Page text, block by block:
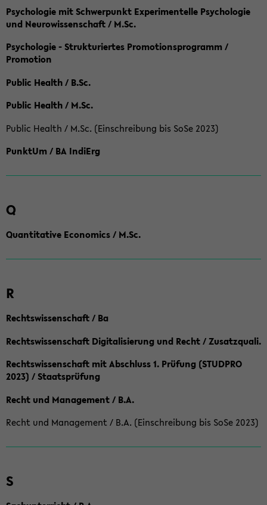
Psychologie mit Schwerpunkt Experimentelle Psychologie
und Neurowissenschaft / M.Sc.
Psychologie - Strukturiertes Promotionsprogramm /
Promotion
Public Health / B.Sc.
Public Health / M.Sc.
Public Health / M.Sc. (Einschreibung bis SoSe 2023)
PunktUm / BA IndiErg
Q
Quantitative Economics / M.Sc.
R
Rechtswissenschaft / Ba
Rechtswissenschaft Digitalisierung und Recht / Zusatzquali.
Rechtswissenschaft mit Abschluss 1. Prüfung (STUDPRO
2023) / Staatsprüfung
Recht und Management / B.A.
Recht und Management / B.A. (Einschreibung bis SoSe 2023)
S